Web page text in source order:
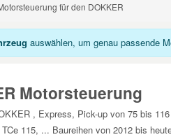
für den DOKKER
auswählen, um genau passende
Motorsteuerung
, Express, Pick-up von 75 bis
115, ... Baureihen von 2012 bis